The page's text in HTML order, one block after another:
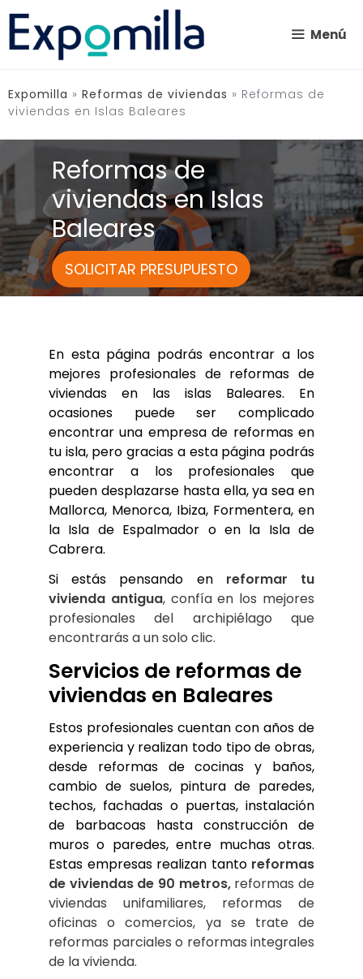
Saltar
contenido
Menú
Expomilla » Reformas de viviendas » Reformas de
viviendas en Islas Baleares
Reformas de
viviendas en Islas
Baleares
SOLICITAR PRESUPUESTO
En esta página podrás encontrar a los
mejores profesionales de reformas de
viviendas en las islas Baleares. En
ocasiones puede ser complicado
encontrar una empresa de reformas en
tu isla, pero gracias a esta página podrás
encontrar a los profesionales que
pueden desplazarse hasta ella, ya sea en
Mallorca, Menorca, Ibiza, Formentera, en
la Isla de Espalmador o en la Isla de
Cabrera.
Si estás pensando en reformar tu
vivienda antigua, confía en los mejores
profesionales del archipiélago que
encontrarás a un solo clic.
Servicios de reformas de
viviendas en Baleares
Estos profesionales cuentan con años de
experiencia y realizan todo tipo de obras,
desde reformas de cocinas y baños,
cambio de suelos, pintura de paredes,
techos, fachadas o puertas, instalación
de barbacoas hasta construcción de
muros o paredes, entre muchas otras.
Estas empresas realizan tanto reformas
de viviendas de 90 metros, reformas de
viviendas unifamiliares, reformas de
oficinas o comercios, ya se trate de
reformas parciales o reformas integrales
de la vivienda.